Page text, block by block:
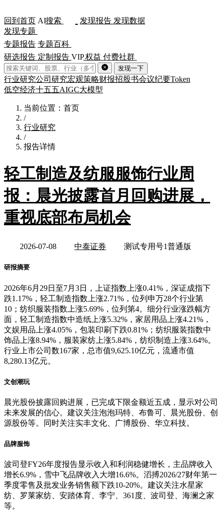
回到首页 AI搜索 发现报告 发现数据
发现专题
专题报告 专题百科
研选报告 定制报告 VIP权益 付费社群
发现一下
行业研究公司研究宏观策略财报招股书会议纪要Token
低空经济十五五AIGC大模型
当前位置：首页
/
行业研究
/
报告详情
轻工制造及纺服服饰行业周
报：晨光披露首月回购进展，
重视底部布局机会
2026-07-08 中泰证券 测试专用号1普通版
研报摘要
2026年6月29日至7月3日，上证指数上涨0.41%，深证成指下
跌1.17%，轻工制造指数上涨2.71%，位列申万28个行业第
10；纺织服装指数上涨5.69%，位列第4。细分行业涨跌幅方
面，轻工制造指数中造纸上涨5.32%，家居用品上涨4.21%，
文娱用品上涨4.05%，包装印刷下跌0.81%；纺织服装指数中
饰品上涨8.94%，服装家纺上涨5.84%，纺织制造上涨3.64%。
行业上市公司数167家，总市值9,625.10亿元，流通市值
8,280.13亿元。
文创潮玩
晨光股份披露回购进展，已完成下限金额近五成，显示对公司
未来发展的信心。建议关注泡泡玛特、布鲁可、晨光股份、创
源股份等。同时关注实丰文化、广博股份、华立科技。
品牌服饰
波司登FY26年度报告显示收入和利润稳健增长，主品牌收入
增长6.9%，雪中飞品牌收入大增16.6%。滔搏2026/27财年第一
季度零售及批发业务销售额下跌10-20%。建议关注水星家
纺、罗莱家纺、安踏体育、李宁、361度、波司登、海澜之家
等。